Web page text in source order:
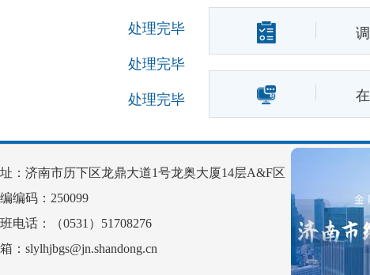
处理完毕
处理完毕
处理完毕
：济南市历下区龙鼎大道1号龙奥大厦14层A&F区
编码：250099
电话：（0531）51708276
：slylhjbgs@jn.shandong.cn